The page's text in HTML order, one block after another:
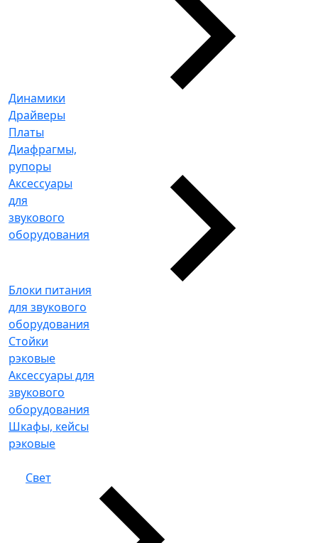
Динамики
Драйверы
Платы
Диафрагмы,
рупоры
Аксессуары
для
звукового
оборудования
Блоки питания
для звукового
оборудования
Стойки
рэковые
Аксессуары для
звукового
оборудования
Шкафы, кейсы
рэковые
Свет